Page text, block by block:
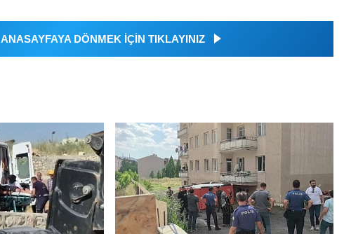
ANASAYFAYA DÖNMEK İÇİN TIKLAYINIZ